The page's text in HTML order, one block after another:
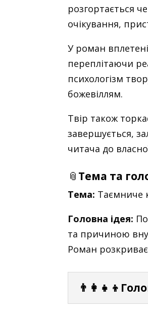
розгортається
очікування,
У роман
переплітаючи
психологізм
божевіллям.
Твір також
завершується,
читача до
📎 Тема та
Тема: Таємниче
Головна ідея:
та причиною
Роман